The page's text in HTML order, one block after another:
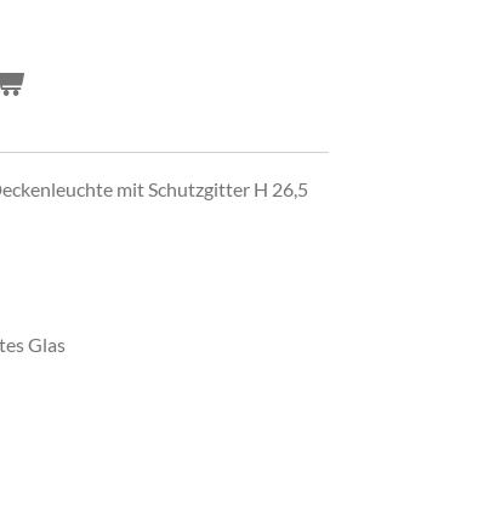
mit Schutzgitter H 26,5
Glas